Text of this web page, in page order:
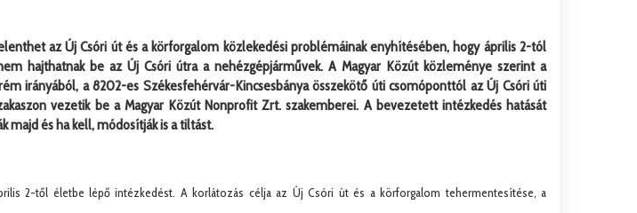
az Új Csóri út és a körforgalom közlekedési problémáinak enyhítésében, hogy április 2-tól
hajthatnak be az Új Csóri útra a nehézgépjárművek. A Magyar Közút közleménye szerint a
irányából, a 8202-es Székesfehérvár-Kincsesbánya összekötő úti csomóponttól az Új Csóri úti
vezetik be a Magyar Közút Nonprofit Zrt. szakemberei. A bevezetett intézkedés hatását
majd és ha kell, módosítják is a tiltást.
2-től életbe lépő intézkedést. A korlátozás célja az Új Csóri út és a körforgalom tehermentesítése, a